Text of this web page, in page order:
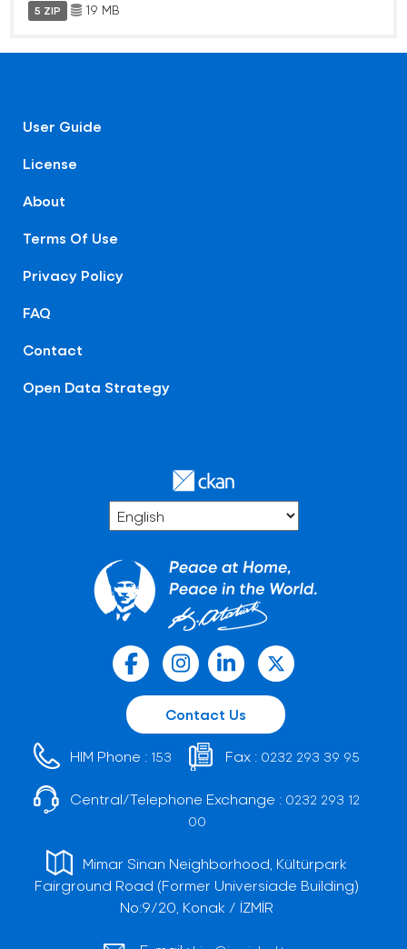
5 ZIP 19 MB
User Guide
License
About
Terms Of Use
Privacy Policy
FAQ
Contact
Open Data Strategy
Contact Us
HIM Phone : 153 Fax : 0232 293 39 95
Central/Telephone Exchange : 0232 293 12
00
Mimar Sinan Neighborhood, Kültürpark
Fairground Road (Former Universiade Building)
No:9/20, Konak / İZMİR